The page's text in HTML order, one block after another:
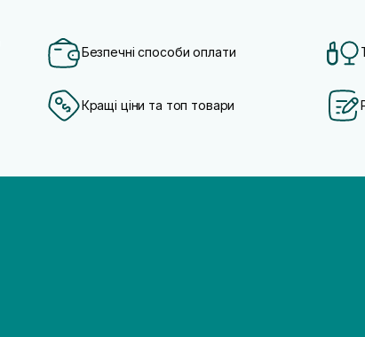
Безпечні способи оплати
Кращі ціни та топ товари